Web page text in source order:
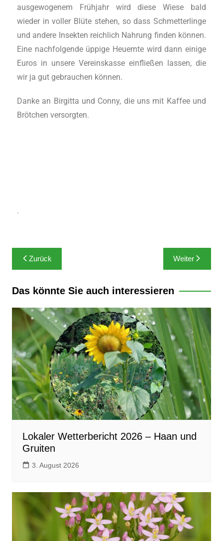
ausgewogenem Frühjahr wird diese Wiese bald
wieder in voller Blüte stehen, so dass Schmetterlinge
und andere Insekten reichlich Nahrung finden können.
Eine nachfolgende üppige Heuernte wird dann einige
Euros in unsere Vereinskasse einfließen lassen, die
wir ja gut gebrauchen können.
Danke an Birgitta und Conny, die uns mit Kaffee und
Brötchen versorgten.
.
Zurück Weiter
Das könnte Sie auch interessieren
Lokaler Wetterbericht 2026 – Haan und
Gruiten
3. August 2026